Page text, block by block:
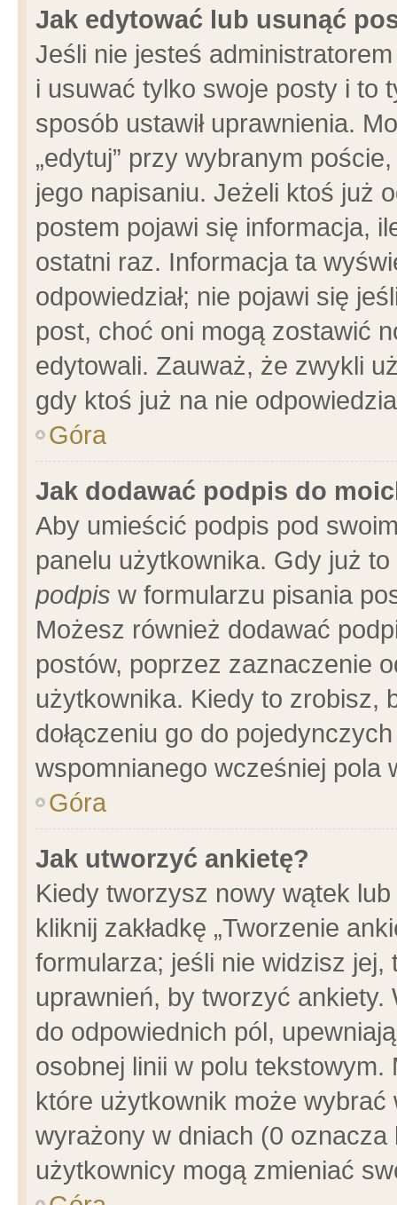
Jak edytować lub usunąć
Jeśli nie jesteś
i usuwać tylko swoje posty i to
sposób ustawił uprawnienia.
„edytuj” przy wybranym
jego napisaniu. Jeżeli ktoś już
postem pojawi się informacja,
ostatni raz. Informacja ta
odpowiedział; nie pojawi się
post, choć oni mogą zostawić
edytowali. Zauważ, że zwykli
gdy ktoś już na nie
Góra
Jak dodawać podpis do
Aby umieścić podpis pod
panelu użytkownika. Gdy już
podpis w formularzu pisania
Możesz również dodawać
postów, poprzez zaznaczenie
użytkownika. Kiedy to zrobisz,
dołączeniu go do
wspomnianego wcześniej pola
Góra
Jak utworzyć ankietę?
Kiedy tworzysz nowy wątek
kliknij zakładkę „Tworzenie
formularza; jeśli nie widzisz
uprawnień, by tworzyć ankiety.
do odpowiednich pól,
osobnej linii w polu
które użytkownik może
wyrażony w dniach (0
użytkownicy mogą zmieniać